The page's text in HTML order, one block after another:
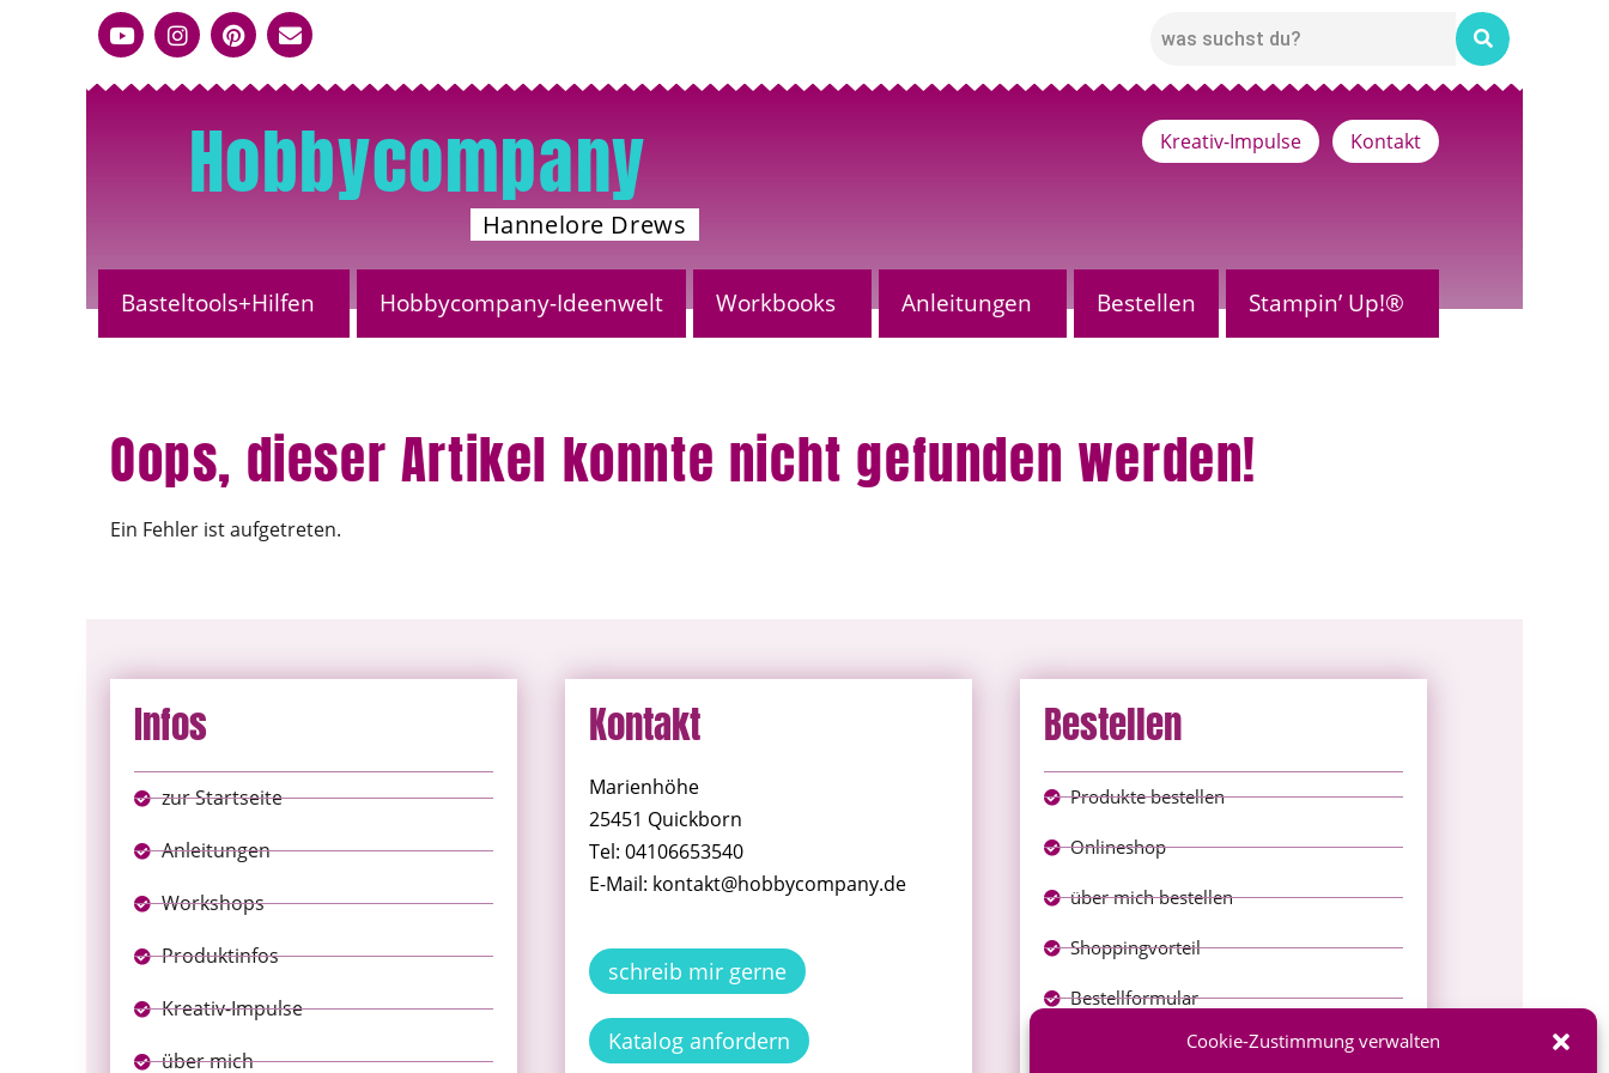
Cookie-Zustimmung verwalten
Hobbycompany
Hannelore Drews
Kreativ-Impulse Kontakt
Basteltools+Hilfen Hobbycompany-Ideenwelt Workbooks Anleitungen Bestellen Stampin’ Up!®
Oops, dieser Artikel konnte nicht gefunden werden!
Ein Fehler ist aufgetreten.
Infos
zur Startseite
Anleitungen
Workshops
Produktinfos
Kreativ-Impulse
über mich
Kontakt
Marienhöhe
25451 Quickborn
Tel: 04106653540
E-Mail: kontakt@hobbycompany.de
schreib mir gerne
Katalog anfordern
Bestellen
Produkte bestellen
Onlineshop
über mich bestellen
Shoppingvorteil
Bestellformular
*Produktempfehlungen